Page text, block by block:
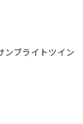
ブライトツイン